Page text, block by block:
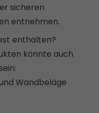
sicheren
entnehmen.
enthalten?
könnte auch
Wandbeläge